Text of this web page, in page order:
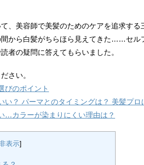
、美容師で美髪のためのケアを追求する
から白髪がちらほら見えてきた……セル
者の疑問に答えてもらいました。
さい。
びのポイント
？ パーマとのタイミングは？ 美髪プロ
…カラーが染まりにくい理由は？
表示]